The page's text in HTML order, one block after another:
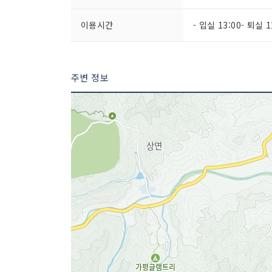
이용시간 - 입실 13:00- 퇴실
주변 정보